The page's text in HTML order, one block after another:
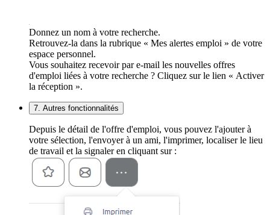
Donnez un nom à votre recherche.
Retrouvez-la dans la rubrique « Mes alertes emploi » de votre
espace personnel.
Vous souhaitez recevoir par e-mail les nouvelles offres
d'emploi liées à votre recherche ? Cliquez sur le lien « Activer
la réception ».
7. Autres fonctionnalités
Depuis le détail de l'offre d'emploi, vous pouvez l'ajouter à
votre sélection, l'envoyer à un ami, l'imprimer, localiser le lieu
de travail et la signaler en cliquant sur :